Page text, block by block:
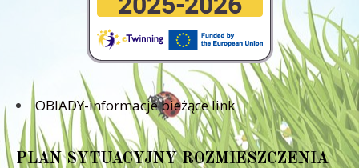
OBIADY-informacje bieżące link
PLAN SYTUACYJNY ROZMIESZCZENIA